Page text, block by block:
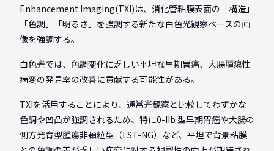
Enhancement Imaging(TXI)は、消化管粘膜表面の「構造」
「色調」「明るさ」を強調する新たな白色光観察ベースの画
像を強調する。
白色光では、色調変化に乏しい平坦な早期胃癌、大腸腫瘍性
病変の発見率の改善に貢献する可能性がある。
TXIを活用することにより、通常光観察と比較してわずかな
色調や凹凸が強調されるため、特に0-IIb 型早期胃癌や大腸の
側方発育型腫瘍非顆粒型（LST-NG）など、平坦で背景粘膜